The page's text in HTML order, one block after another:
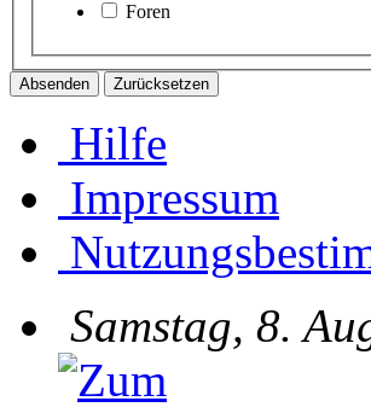
Foren
Hilfe
Impressum
Samstag, 8.